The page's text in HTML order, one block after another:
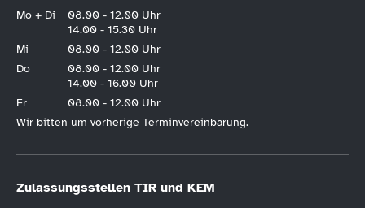
Mo + Di
08.00 - 12.00 Uhr
14.00 - 15.30 Uhr
Mi
08.00 - 12.00 Uhr
Do
08.00 - 12.00 Uhr
14.00 - 16.00 Uhr
Fr
08.00 - 12.00 Uhr
Wir bitten um vorherige Terminvereinbarung.
Zulassungsstellen TIR und KEM